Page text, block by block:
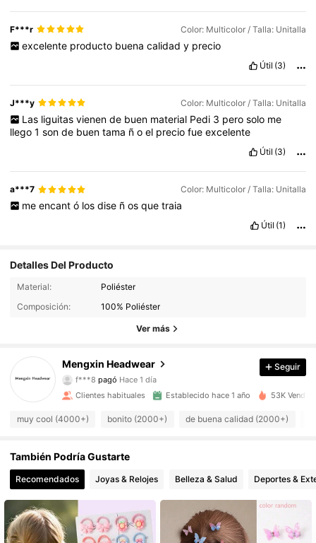
F***r Color: Multicolor / Talla: Unitalla
excelente producto buena calidad y precio
Útil (3)
J***y Color: Multicolor / Talla: Unitalla
Las liguitas vienen de buen material Pedi 3 pero solo me
llego1sonde buentama ñoel preciofueexcelente
Útil (3)
a***7 Color: Multicolor / Talla: Unitalla
me encant ó los dise ñ os que traia
Útil (1)
Detalles Del Producto
Material:
Poliéster
Composición:
100% Poliéster
Ver más
Mengxin Headwear
4,94
924 Seguidores
f***8
pagó Hace 1 día
a***2 seguidoHace 1 día
4,94
4,94 924 Seguidores
Seguir
Clientes habituales Establecido hace 1 año 53K
muy cool (4000+) bonito (2000+) de buena calidad (2000+)
También Podría Gustarte
Recomendados Joyas & Relojes Belleza & Salud Deportes &